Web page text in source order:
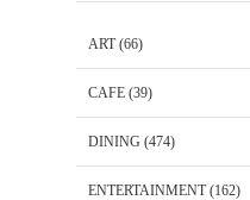
ART(66)
CAFE (39)
DINING (474)
ENTERTAINMENT(162)